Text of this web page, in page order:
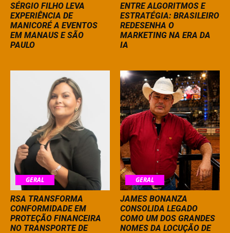
SÉRGIO FILHO LEVA
EXPERIÊNCIA DE
MANICORÉ A EVENTOS
EM MANAUS E SÃO
PAULO
ENTRE ALGORITMOS E
ESTRATÉGIA: BRASILEIRO
REDESENHA O
MARKETING NA ERA DA
IA
GERAL
RSA TRANSFORMA
CONFORMIDADE EM
PROTEÇÃO FINANCEIRA
NO TRANSPORTE DE
GERAL
JAMES BONANZA
CONSOLIDA LEGADO
COMO UM DOS GRANDES
NOMES DA LOCUÇÃO DE